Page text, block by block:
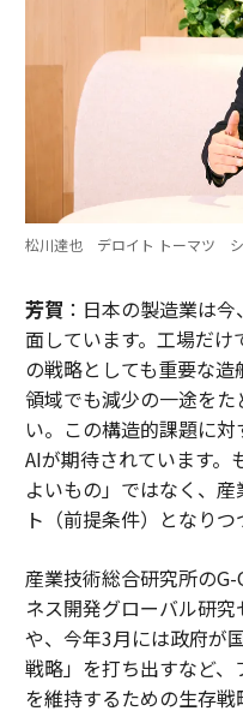
松川達也 デロイト トーマツ シ
芳賀 ：日本の製造業は
面しています。工場だ
の戦略としても重要な
領域でも減少の一途を
い。この構造的課題に
AIが期待されています。
よいもの」ではなく、
ト（前提条件）となりつ
産業技術総合研究所の
ネス開発グローバル研
や、今年3月には政府が
戦略」を打ち出すなど
を維持するための生存戦